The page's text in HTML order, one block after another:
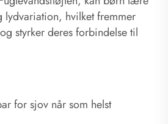
lydvariation, hvilket fremmer
styrker deres forbindelse til
for sjov når som helst